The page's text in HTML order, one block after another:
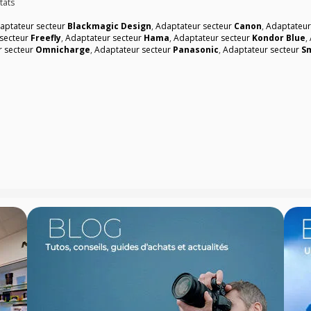
secteur Blackmagic Design,Adaptateur secteur Canon,
Freefly,Adaptateur secteur Hama,Adaptateur secteur Kondor Blue,
secteur Omnicharge,Adaptateur secteur Panasonic,Adaptateur secteur